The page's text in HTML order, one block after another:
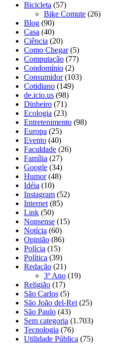
Bicicleta (57)
Bike Comute (26)
Blog (90)
Casa (40)
Ciência (20)
Como Chegar(5)
Computação (77)
Condomínio (2)
Consumidor(103)
Cotidiano (149)
de.icio.us (98)
Dinheiro (71)
Ecologia (23)
Entretenimento (98)
Europa (25)
Evento (40)
Faculdade (26)
Família (27)
Google (34)
Humor(48)
Idéia (10)
Instagram (52)
Internet (85)
Link (50)
Nonsense (15)
Notícia (60)
Opinião (86)
Polícia (15)
Política (39)
Redação (21)
3º Ano (19)
Religião (17)
São Carlos (5)
São João del-Rei (25)
São Paulo (43)
Sem categoria (1.703)
Tecnologia (76)
Utilidade Pública (75)